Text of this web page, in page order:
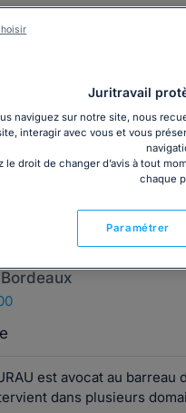
en droit et avocat
en contentieux sur
DUCOURAU
est avocat au barreau
dans plusieurs
Juritravail
naviguez sur notre site, nous
interagir avec vous et vous
le droit de changer d’avis à tout
chaque
Paramétrer